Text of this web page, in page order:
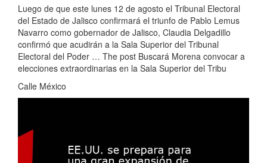
Luego de que este lunes 12 de agosto el Tribunal Electoral
del Estado de Jalisco confirmará el triunfo de Pablo Lemus
Navarro como gobernador de Jalisco, Claudia Delgadillo
confirmó que acudirán a la Sala Superior del Tribunal
Electoral del Poder … The post Buscará Morena convocar a
elecciones extraordinarias en la Sala Superior del Tribu
Calle México